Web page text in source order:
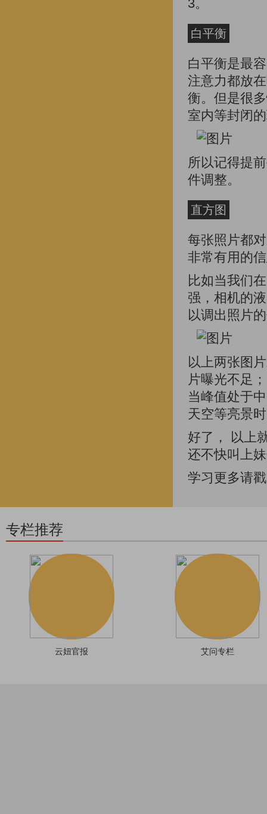
3。
白平衡
白平衡是最
注意力都放
衡。但是很
室内等封闭
所以记得提
件调整。
直方图
每张照片都
非常有用的
比如当我们
强，相机的
以调出照片
以上两张图
片曝光不足
当峰值处于
天空等亮景
好了， 以上
还不快叫上
学习更多请
专栏推荐
云妞官报 艾问专栏